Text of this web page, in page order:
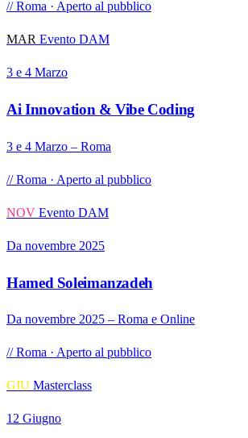
// Roma · Aperto al pubblico
MAR Evento DAM
3 e 4 Marzo
Ai Innovation & Vibe Coding
3 e 4 Marzo – Roma
// Roma · Aperto al pubblico
NOV Evento DAM
Da novembre 2025
Hamed Soleimanzadeh
Da novembre 2025 – Roma e Online
// Roma · Aperto al pubblico
GIU Masterclass
12 Giugno